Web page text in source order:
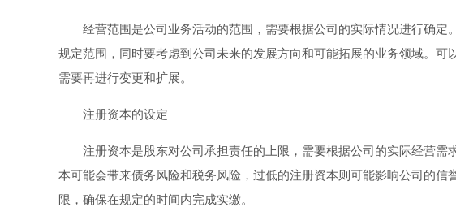
经营范围是公司业务活动的范围，需要根据公司的实际情况进行确定
规定范围，同时要考虑到公司未来的发展方向和可能拓展的业务领域。
需要再进行变更和扩展。
注册资本的设定
注册资本是股东对公司承担责任的上限，需要根据公司的实际经营需
本可能会带来债务风险和税务风险，过低的注册资本则可能影响公司的信
限，确保在规定的时间内完成实缴。